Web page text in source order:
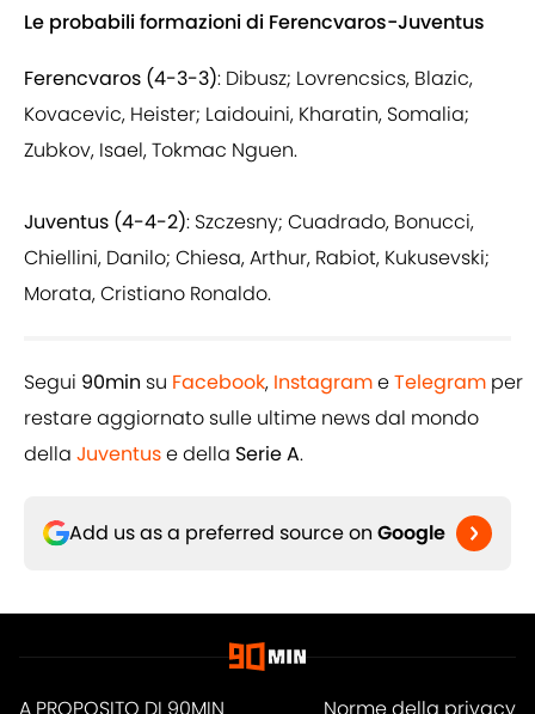
Le probabili formazioni di Ferencvaros-Juventus
Ferencvaros (4-3-3): Dibusz; Lovrencsics, Blazic,
Kovacevic, Heister; Laidouini, Kharatin, Somalia;
Zubkov, Isael, Tokmac Nguen.
Juventus (4-4-2): Szczesny; Cuadrado, Bonucci,
Chiellini, Danilo; Chiesa, Arthur, Rabiot, Kukusevski;
Morata, Cristiano Ronaldo.
Segui 90min su Facebook, InstagrameTelegram per
restare aggiornato sulle ultime news dal mondo
della Juventuse della Serie A.
Add us as a preferred source on Google